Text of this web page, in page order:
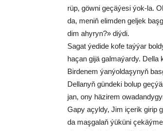
rüp, göw­ni ge­çä­ýe­si ýok­-la.
da, me­niň elim­den gel­jek
dim ahy­ryn?» diý­di.
Sa­gat ýe­di­de ko­fe taý­ýar
ha­çan gi­jä gal­ma­ýar­dy.
Birdenem ýan­ýol­da­şy­nyň
Del­la­nyň gün­de­ki bo­lup
jan, ony hä­zi­rem
Ga­py açyl­dy, Jim içe­rik gi­rip
da maş­ga­laň ýüküni